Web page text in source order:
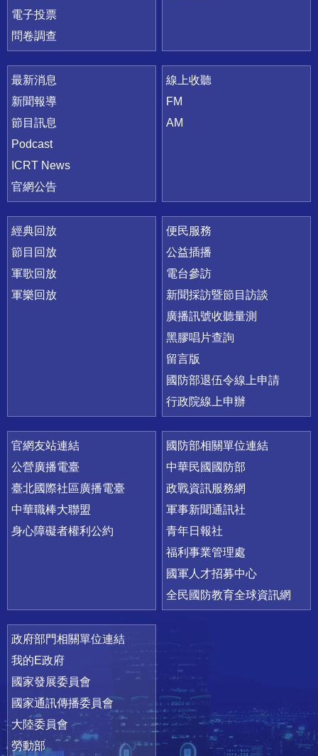
電子投票
問卷調查
最新消息
新聞報導
節目訊息
Podcast
ICRT News
官網公告
線上收聽
FM
AM
經典回放
節目回放
軍歌回放
軍樂回放
便民服務
公益插播
電台參訪
新聞採訪暨節目訪談
廣播訊號收聽量測
黑膠唱片查詢
留言版
國防部退伍令線上申請
行政院線上申辦
官網友站連結
公營廣播電臺
臺北國際社區廣播電臺
中華職棒大聯盟
身心障礙者權利公約
國防部相關單位連結
中華民國國防部
政戰資訊服務網
軍事新聞通訊社
青年日報社
福利事業管理處
國軍人才招募中心
全民國防教育全球資訊網
政府部門相關單位連結
我的E政府
國家發展委員會
國家通訊傳播委員會
大陸委員會
勞動部